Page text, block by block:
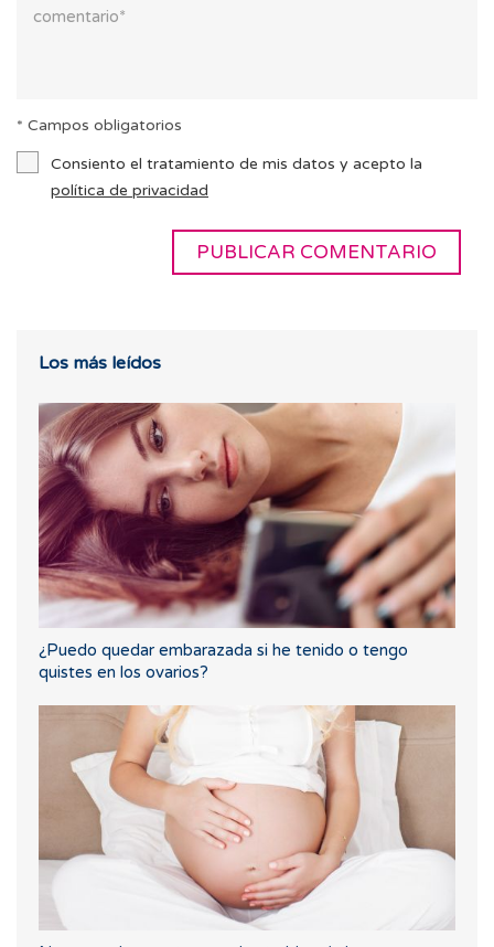
* Campos obligatorios
Consiento el tratamiento de mis datos y acepto la
política de privacidad
Los más leídos
¿Puedo quedar embarazada si he tenido o tengo
quistes en los ovarios?